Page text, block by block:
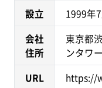
設立
1999年
会社
住所
東京都
ンタワ
URL
https://